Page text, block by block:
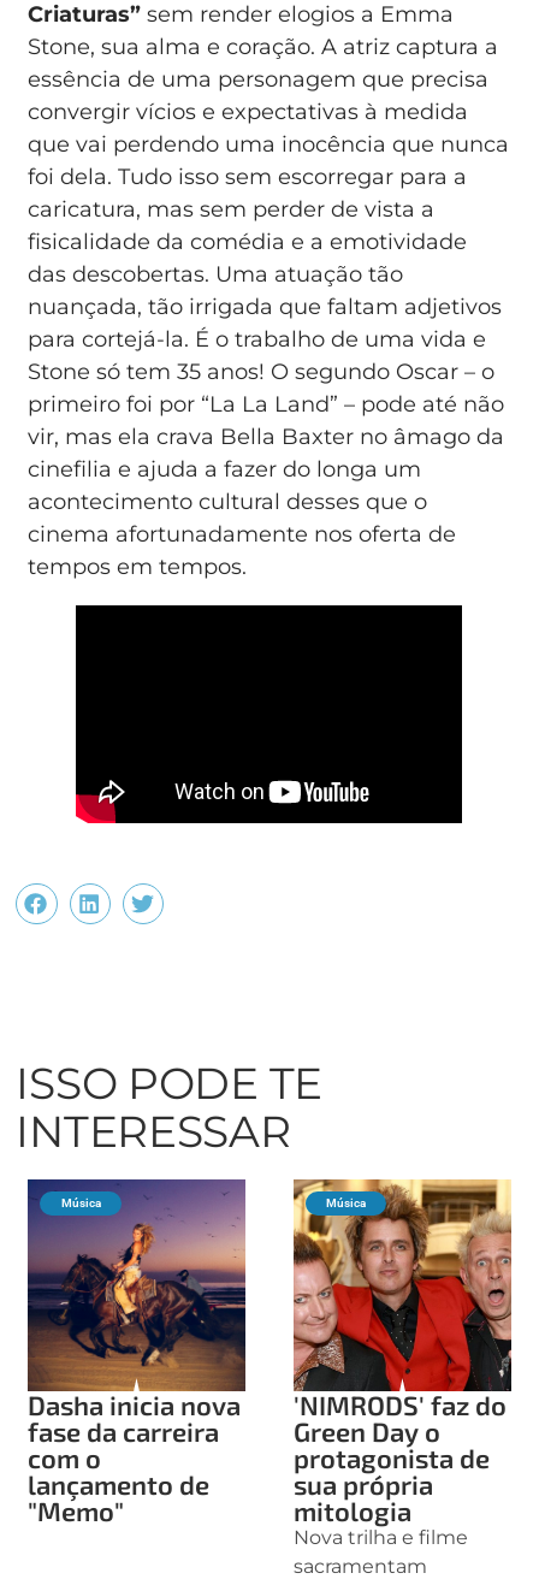
Criaturas” sem render elogios a Emma
Stone, sua alma e coração. A atriz captura a
essência de uma personagem que precisa
convergir vícios e expectativas à medida
que vai perdendo uma inocência que nunca
foi dela. Tudo isso sem escorregar para a
caricatura, mas sem perder de vista a
fisicalidade da comédia e a emotividade
das descobertas. Uma atuação tão
nuançada, tão irrigada que faltam adjetivos
para cortejá-la. É o trabalho de uma vida e
Stone só tem 35 anos! O segundo Oscar – o
primeiro foi por “La La Land” – pode até não
vir, mas ela crava Bella Baxter no âmago da
cinefilia e ajuda a fazer do longa um
acontecimento cultural desses que o
cinema afortunadamente nos oferta de
tempos em tempos.
ISSO PODE TE
INTERESSAR
Música
Dasha inicia nova
fase da carreira
com o
lançamento de
"Memo"
Música
'NIMRODS' faz do
Green Day o
protagonista de
sua própria
mitologia
Nova trilha e filme
sacramentam